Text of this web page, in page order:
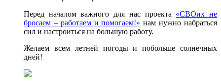
Перед началом важного для нас проекта «СВОих не
бросаем – работаем и помогаем!» нам нужно набраться
сил и настроиться на большую работу.
Желаем всем летней погоды и побольше солнечных
дней!